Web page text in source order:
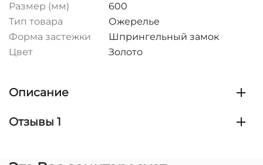
Размер (мм)
600
Тип товара
Ожерелье
Форма застежки
Шпрингельный замок
Цвет
Золото
Описание
Отзывы 1